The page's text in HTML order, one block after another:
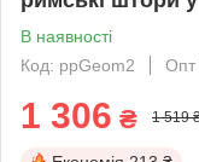
В наявності
Код: ppGeom2
Опт
1 306 ₴ 1 519